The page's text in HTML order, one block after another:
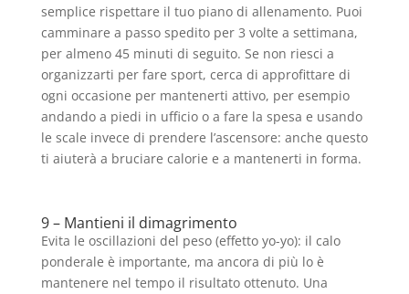
semplice rispettare il tuo piano di allenamento. Puoi
camminare a passo spedito per 3 volte a settimana,
per almeno 45 minuti di seguito. Se non riesci a
organizzarti per fare sport, cerca di approfittare di
ogni occasione per mantenerti attivo, per esempio
andando a piedi in ufficio o a fare la spesa e usando
le scale invece di prendere l’ascensore: anche questo
ti aiuterà a bruciare calorie e a mantenerti in forma.
9 – Mantieni il dimagrimento
Evita le oscillazioni del peso (effetto yo-yo): il calo
ponderale è importante, ma ancora di più lo è
mantenere nel tempo il risultato ottenuto. Una